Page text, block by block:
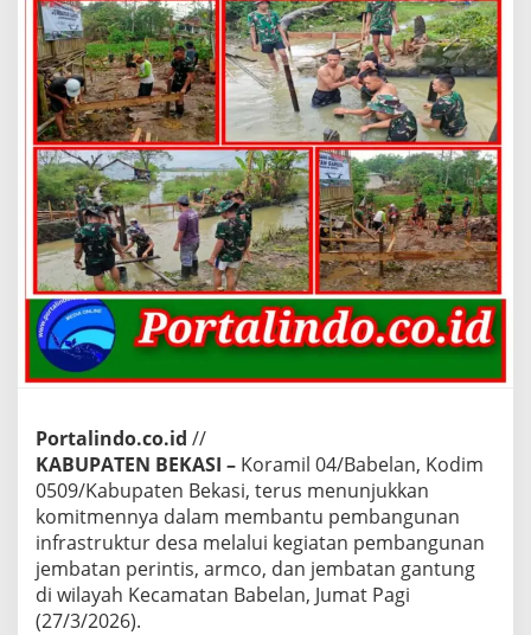
B
a
b
e
l
a
n
B
a
r
j
i
b
a
k
u
a
g
u
n
e
b
a
t
Portalindo.co.id //
KABUPATEN BEKASI – Koramil 04/Babelan, Kodim
0509/Kabupaten Bekasi, terus menunjukkan
komitmennya dalam membantu pembangunan
infrastruktur desa melalui kegiatan pembangunan
jembatan perintis, armco, dan jembatan gantung
di wilayah Kecamatan Babelan, Jumat Pagi
(27/3/2026).